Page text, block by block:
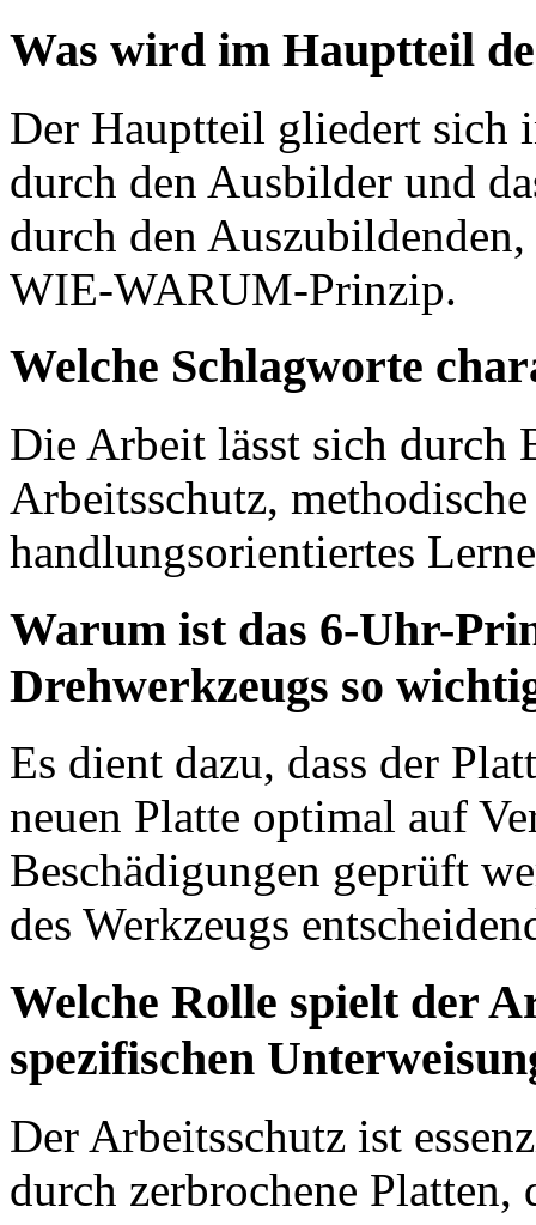
Was wird im Hauptteil
Der Hauptteil gliedert sich
durch den Ausbilder und
durch den
WIE-WARUM-Prinzip.
Welche Schlagworte
Die Arbeit lässt sich durch
Arbeitsschutz,
handlungsorientiertes
Warum ist das 6-Uhr-
Drehwerkzeugs so
Es dient dazu, dass der
neuen Platte optimal auf
Beschädigungen geprüft
des Werkzeugs
Welche Rolle spielt der
spezifischen
Der Arbeitsschutz ist
durch zerbrochene